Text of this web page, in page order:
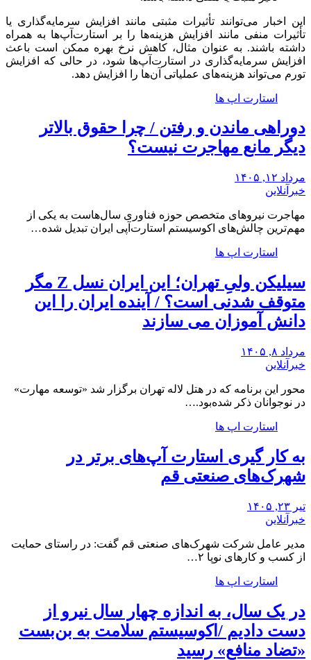
این اخبار می‌توانند تأثیرات مثبتی مانند افزایش سرمایه‌گذاری یا
تأثیرات منفی مانند افزایش هزینه‌ها را بر استارت‌آپ‌ها به همراه
داشته باشند. به عنوان مثال، کاهش نرخ بهره ممکن است باعث
افزایش سرمایه‌گذاری در استارت‌آپ‌ها شود، در حالی که افزایش
تورم می‌تواند هزینه‌های عملیاتی آن‌ها را افزایش دهد.
استارت اپ ها
دوراهی ماندن و رفتن / چرا حقوق بالاتر
دیگر مانع مهاجرت نیست؟
مرداد ۱۲, ۱۴۰۵
خبرآنلاین
مهاجرت نیروهای متخصص حوزه فناوری سال‌هاست به یکی از
مهم‌ترین چالش‌های اکوسیستم استارت‌آپی ایران تبدیل شده…
استارت اپ ها
سیلیکن ولیِ تهران؛ این ایران نسل Z مگر
متوقف شدنی است؟ / آینده ایران را این
دانش آموزان می سازند
مرداد ۸, ۱۴۰۵
خبرآنلاین
محور این برنامه که در هتل لاله تهران برگزار شد «توسعه مهارت»
در نوجوانان ذکر شده‌بود.…
استارت اپ ها
به کار گیری استارت آپ‌های برتر در
شهرک‌های صنعتی قم
تیر ۲۳, ۱۴۰۵
خبرآنلاین
مدیر عامل شرکت شهرک‌های صنعتی قم گفت: در راستای حمایت
از کسب و کارهای نوپا ۲…
استارت اپ ها
در یک سال، به اندازه چهار سال نیرو از
دست دادیم /اکوسیستم سلامت به بن‌بست
«تضاد منافع» رسید